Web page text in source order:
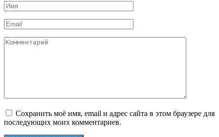
Имя
*
Email
*
Комментарий
Сохранить моё имя, email и адрес сайта в этом браузере для
последующих моих комментариев.